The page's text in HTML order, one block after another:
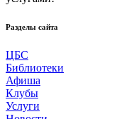
Разделы сайта
ЦБС
Библиотеки
Афиша
Клубы
Услуги